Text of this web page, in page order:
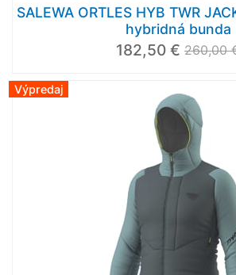
SALEWA ORTLES HYB TWR
hybridná bunda
182,50 € 260,00
Výpredaj